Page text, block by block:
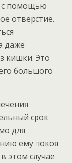
с помощью
отверстие.
даже
кишки. Это
большого
срок
для
ему покоя
этом случае